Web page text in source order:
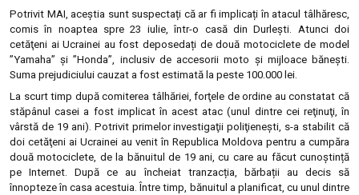
Potrivit MAI, aceștia sunt suspectați că ar fi implicați în atacul tâlhăresc,
comis în noaptea spre 23 iulie, într-o casă din Durleşti. Atunci doi
cetăţeni ai Ucrainei au fost deposedați de două motociclete de model
”Yamaha” şi ”Honda”, inclusiv de accesorii moto şi mijloace băneşti.
Suma prejudiciului cauzat a fost estimată la peste 100.000 lei.
La scurt timp după comiterea tâlhăriei, forţele de ordine au constatat că
stăpânul casei a fost implicat în acest atac (unul dintre cei reţinuţi, în
vârstă de 19 ani). Potrivit primelor investigaţii poliţieneşti, s-a stabilit că
doi cetăţeni ai Ucrainei au venit în Republica Moldova pentru a cumpăra
două motociclete, de la bănuitul de 19 ani, cu care au făcut cunoștință
pe Internet. După ce au încheiat tranzacția, bărbații au decis să
înnopteze în casa acestuia. Între timp, bănuitul a planificat, cu unul dintre